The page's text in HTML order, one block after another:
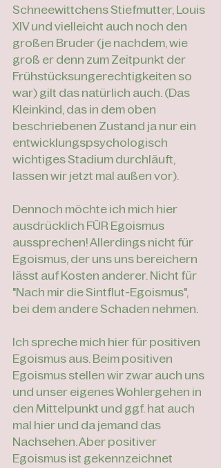
Schneewittchens Stiefmutter, Louis
XIV und vielleicht auch noch den
großen Bruder (je nachdem, wie
groß er denn zum Zeitpunkt der
Frühstücksungerechtigkeiten so
war) gilt das natürlich auch. (Das
Kleinkind, das in dem oben
beschriebenen Zustand ja nur ein
entwicklungspsychologisch
wichtiges Stadium durchläuft,
lassen wir jetzt mal außen vor).
Dennoch möchte ich mich hier
ausdrücklich FÜR Egoismus
aussprechen! Allerdings nicht für
Egoismus, der uns uns bereichern
lässt auf Kosten anderer. Nicht für
"Nach mir die Sintflut-Egoismus",
bei dem andere Schaden nehmen.
Ich spreche mich hier für positiven
Egoismus aus. Beim positiven
Egoismus stellen wir zwar auch uns
und unser eigenes Wohlergehen in
den Mittelpunkt und ggf. hat auch
mal hier und da jemand das
Nachsehen. Aber positiver
Egoismus ist gekennzeichnet